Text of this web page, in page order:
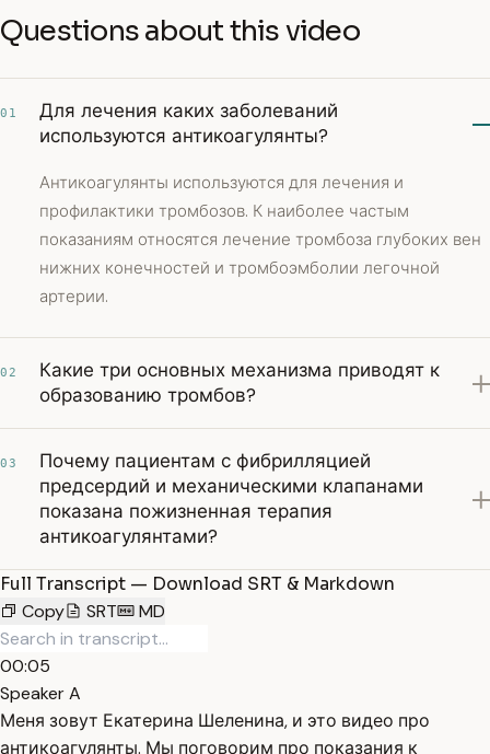
Questions about this video
01
Для лечения каких заболеваний
используются антикоагулянты?
Антикоагулянты используются для лечения и
профилактики тромбозов. К наиболее частым
показаниям относятся лечение тромбоза глубоких вен
нижних конечностей и тромбоэмболии легочной
артерии.
02
Какие три основных механизма приводят к
образованию тромбов?
03
Почему пациентам с фибрилляцией
предсердий и механическими клапанами
показана пожизненная терапия
антикоагулянтами?
Full Transcript — Download SRT & Markdown
Copy
SRT MD
00:05
Speaker A
Меня зовут Екатерина Шеленина, и это видео про
антикоагулянты. Мы поговорим про показания к